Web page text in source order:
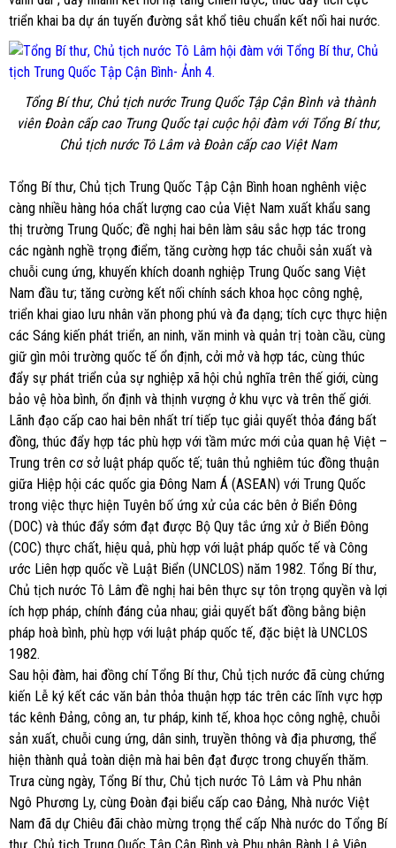
triển khai ba dự án tuyến đường sắt khổ tiêu chuẩn kết nối hai nước.
Tổng Bí thư, Chủ tịch nước Trung Quốc Tập Cận Bình và thành
viên Đoàn cấp cao Trung Quốc tại cuộc hội đàm với Tổng Bí thư,
Chủ tịch nước Tô Lâm và Đoàn cấp cao Việt Nam
Tổng Bí thư, Chủ tịch Trung Quốc Tập Cận Bình hoan nghênh việc
càng nhiều hàng hóa chất lượng cao của Việt Nam xuất khẩu sang
thị trường Trung Quốc; đề nghị hai bên làm sâu sắc hợp tác trong
các ngành nghề trọng điểm, tăng cường hợp tác chuỗi sản xuất và
chuỗi cung ứng, khuyến khích doanh nghiệp Trung Quốc sang Việt
Nam đầu tư; tăng cường kết nối chính sách khoa học công nghệ,
triển khai giao lưu nhân văn phong phú và đa dạng; tích cực thực hiện
các Sáng kiến phát triển, an ninh, văn minh và quản trị toàn cầu, cùng
giữ gìn môi trường quốc tế ổn định, cởi mở và hợp tác, cùng thúc
đẩy sự phát triển của sự nghiệp xã hội chủ nghĩa trên thế giới, cùng
bảo vệ hòa bình, ổn định và thịnh vượng ở khu vực và trên thế giới.
Lãnh đạo cấp cao hai bên nhất trí tiếp tục giải quyết thỏa đáng bất
đồng, thúc đẩy hợp tác phù hợp với tầm mức mới của quan hệ Việt –
Trung trên cơ sở luật pháp quốc tế; tuân thủ nghiêm túc đồng thuận
giữa Hiệp hội các quốc gia Đông Nam Á (ASEAN) với Trung Quốc
trong việc thực hiện Tuyên bố ứng xử của các bên ở Biển Đông
(DOC) và thúc đẩy sớm đạt được Bộ Quy tắc ứng xử ở Biển Đông
(COC) thực chất, hiệu quả, phù hợp với luật pháp quốc tế và Công
ước Liên hợp quốc về Luật Biển (UNCLOS) năm 1982. Tổng Bí thư,
Chủ tịch nước Tô Lâm đề nghị hai bên thực sự tôn trọng quyền và lợi
ích hợp pháp, chính đáng của nhau; giải quyết bất đồng bằng biện
pháp hoà bình, phù hợp với luật pháp quốc tế, đặc biệt là UNCLOS
1982.
Sau hội đàm, hai đồng chí Tổng Bí thư, Chủ tịch nước đã cùng chứng
kiến Lễ ký kết các văn bản thỏa thuận hợp tác trên các lĩnh vực hợp
tác kênh Đảng, công an, tư pháp, kinh tế, khoa học công nghệ, chuỗi
sản xuất, chuỗi cung ứng, dân sinh, truyền thông và địa phương, thể
hiện thành quả toàn diện mà hai bên đạt được trong chuyến thăm.
Trưa cùng ngày, Tổng Bí thư, Chủ tịch nước Tô Lâm và Phu nhân
Ngô Phương Ly, cùng Đoàn đại biểu cấp cao Đảng, Nhà nước Việt
Nam đã dự Chiêu đãi chào mừng trọng thể cấp Nhà nước do Tổng Bí